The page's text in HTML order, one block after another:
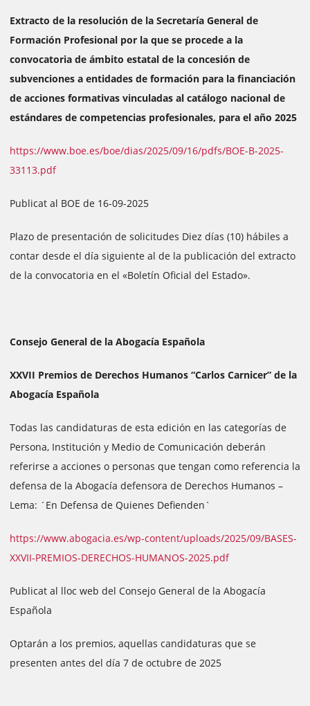
Extracto de la resolución de la Secretaría General de
Formación Profesional por la que se procede a la
convocatoria de ámbito estatal de la concesión de
subvenciones a entidades de formación para la financiación
de acciones formativas vinculadas al catálogo nacional de
estándares de competencias profesionales, para el año 2025
https://www.boe.es/boe/dias/2025/09/16/pdfs/BOE-B-2025-
33113.pdf
Publicat al BOE de 16-09-2025
Plazo de presentación de solicitudes Diez días (10) hábiles a
contar desde el día siguiente al de la publicación del extracto
de la convocatoria en el «Boletín Oficial del Estado».
Consejo General de la Abogacía Española
XXVII Premios de Derechos Humanos “Carlos Carnicer” de la
Abogacía Española
Todas las candidaturas de esta edición en las categorías de
Persona, Institución y Medio de Comunicación deberán
referirse a acciones o personas que tengan como referencia la
defensa de la Abogacía defensora de Derechos Humanos –
Lema: ´En Defensa de Quienes Defienden`
https://www.abogacia.es/wp-content/uploads/2025/09/BASES-
XXVII-PREMIOS-DERECHOS-HUMANOS-2025.pdf
Publicat al lloc web del Consejo General de la Abogacía
Española
Optarán a los premios, aquellas candidaturas que se
presenten antes del día 7 de octubre de 2025